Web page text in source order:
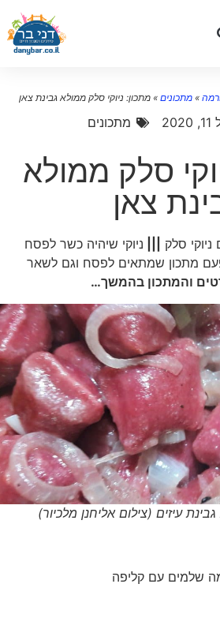
»מתכונים»מתכון: ניוקי סלק ממולא גבינת צאן
מתכונים
סלק ממולא
צאן
סלק|||
ניוקי שיהיה כשר לפסח
מתכון שמתאים לפסח וגם לשאר
והמתכון בהמשך…
עיזים (צילום אליחנן מלכיור)